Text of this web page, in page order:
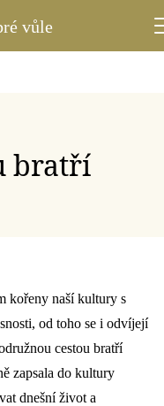
bratří
kořeny naší kultury s
od toho se i odvíjejí
cestou bratří
zapsala do kultury
dnešní život a